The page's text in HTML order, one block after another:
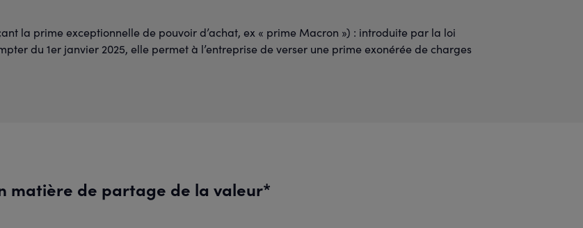
la prime exceptionnelle de pouvoir d’achat, ex « prime Macron ») : introduite par la loi
du 1er janvier 2025, elle permet à l’entreprise de verser une prime exonérée de charges
matière de partage de la valeur*